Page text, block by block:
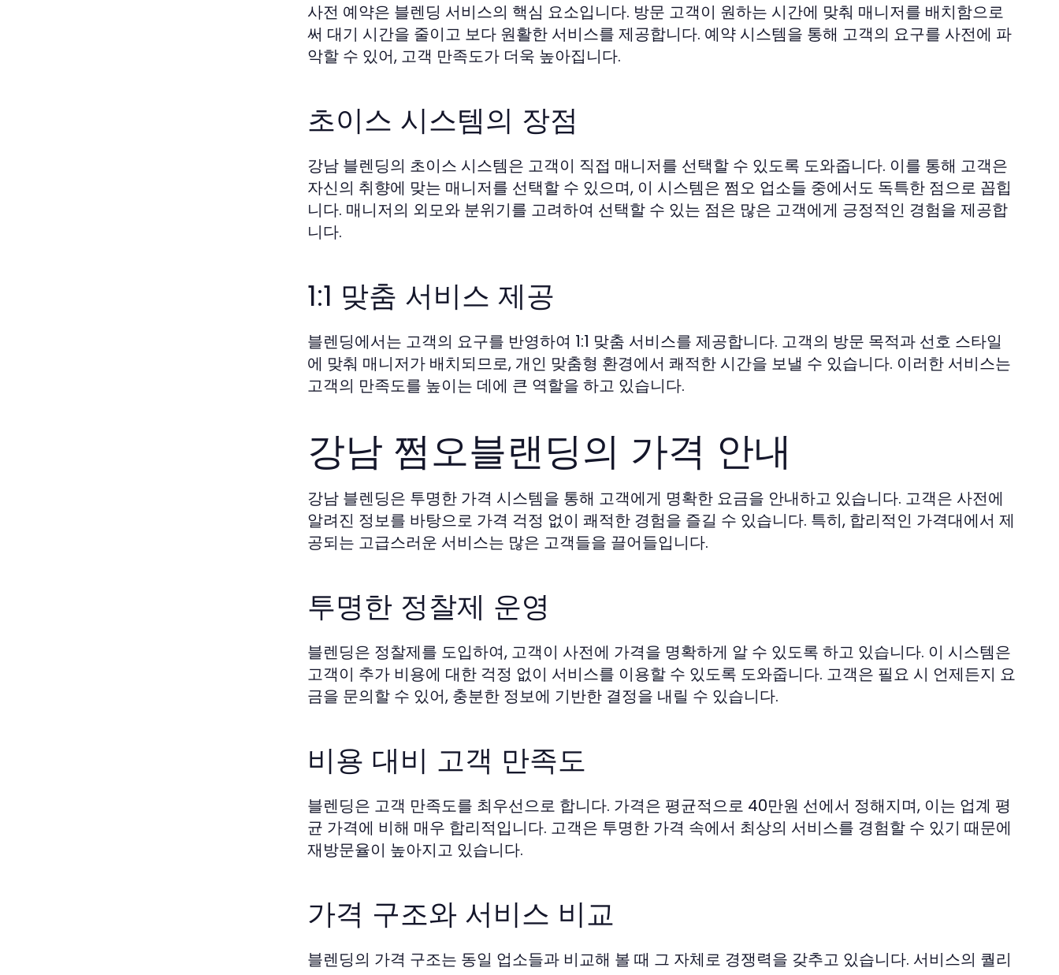
사전 예약은 블렌딩 서비스의 핵심 요소입니다. 방문 고객이 원하는 시간에 맞춰 매니저를 배치함으로
써 대기 시간을 줄이고 보다 원활한 서비스를 제공합니다. 예약 시스템을 통해 고객의 요구를 사전에 파
악할 수 있어, 고객 만족도가 더욱 높아집니다.
초이스 시스템의 장점
강남 블렌딩의 초이스 시스템은 고객이 직접 매니저를 선택할 수 있도록 도와줍니다. 이를 통해 고객은
자신의 취향에 맞는 매니저를 선택할 수 있으며, 이 시스템은 쩜오 업소들 중에서도 독특한 점으로 꼽힙
니다. 매니저의 외모와 분위기를 고려하여 선택할 수 있는 점은 많은 고객에게 긍정적인 경험을 제공합
니다.
1:1 맞춤 서비스 제공
블렌딩에서는 고객의 요구를 반영하여 1:1 맞춤 서비스를 제공합니다. 고객의 방문 목적과 선호 스타일
에 맞춰 매니저가 배치되므로, 개인 맞춤형 환경에서 쾌적한 시간을 보낼 수 있습니다. 이러한 서비스는
고객의 만족도를 높이는 데에 큰 역할을 하고 있습니다.
강남 쩜오블랜딩의 가격 안내
강남 블렌딩은 투명한 가격 시스템을 통해 고객에게 명확한 요금을 안내하고 있습니다. 고객은 사전에
알려진 정보를 바탕으로 가격 걱정 없이 쾌적한 경험을 즐길 수 있습니다. 특히, 합리적인 가격대에서 제
공되는 고급스러운 서비스는 많은 고객들을 끌어들입니다.
투명한 정찰제 운영
블렌딩은 정찰제를 도입하여, 고객이 사전에 가격을 명확하게 알 수 있도록 하고 있습니다. 이 시스템은
고객이 추가 비용에 대한 걱정 없이 서비스를 이용할 수 있도록 도와줍니다. 고객은 필요 시 언제든지 요
금을 문의할 수 있어, 충분한 정보에 기반한 결정을 내릴 수 있습니다.
비용 대비 고객 만족도
블렌딩은 고객 만족도를 최우선으로 합니다. 가격은 평균적으로 40만원 선에서 정해지며, 이는 업계 평
균 가격에 비해 매우 합리적입니다. 고객은 투명한 가격 속에서 최상의 서비스를 경험할 수 있기 때문에
재방문율이 높아지고 있습니다.
가격 구조와 서비스 비교
블렌딩의 가격 구조는 동일 업소들과 비교해 볼 때 그 자체로 경쟁력을 갖추고 있습니다. 서비스의 퀄리